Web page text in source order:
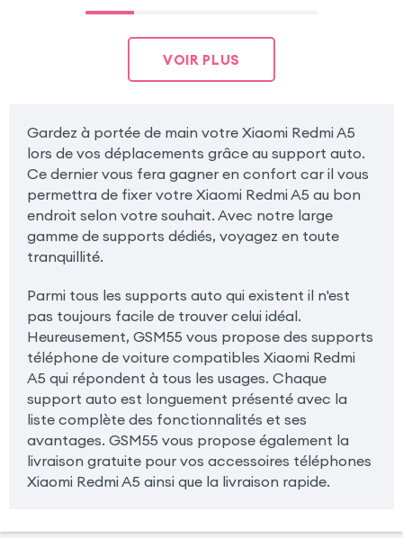
VOIR PLUS
Gardez à portée de main votre Xiaomi Redmi A5
lors de vos déplacements grâce au support auto.
Ce dernier vous fera gagner en confort car il vous
permettra de fixer votre Xiaomi Redmi A5 au bon
endroit selon votre souhait. Avec notre large
gamme de supports dédiés, voyagez en toute
tranquillité.
Parmi tous les supports auto qui existent il n'est
pas toujours facile de trouver celui idéal.
Heureusement, GSM55 vous propose des supports
téléphone de voiture compatibles Xiaomi Redmi
A5 qui répondent à tous les usages. Chaque
support auto est longuement présenté avec la
liste complète des fonctionnalités et ses
avantages. GSM55 vous propose également la
livraison gratuite pour vos accessoires téléphones
Xiaomi Redmi A5 ainsi que la livraison rapide.